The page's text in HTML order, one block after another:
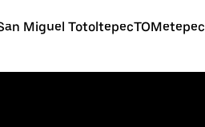
Miguel TotoltepecTOMetepec